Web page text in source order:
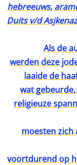
hebreeuws,
Duits v/d
Als de
werden deze
laaide de
wat
religieuze
moesten zich
voortdurend op